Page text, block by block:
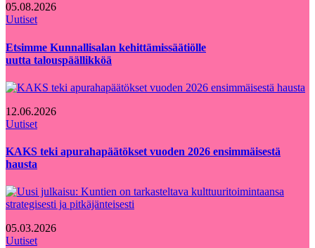
05.08.2026
Uutiset
Etsimme Kunnallisalan kehittämissäätiölle
uutta talouspäällikköä
12.06.2026
Uutiset
KAKS teki apurahapäätökset vuoden 2026 ensimmäisestä
hausta
05.03.2026
Uutiset